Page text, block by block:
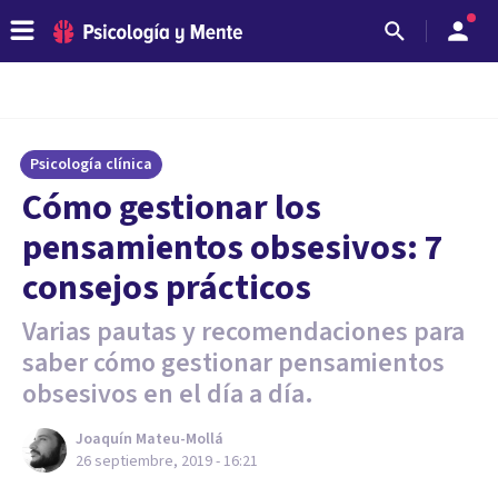
Psicología clínica
Cómo gestionar los
pensamientos obsesivos: 7
consejos prácticos
Varias pautas y recomendaciones para
saber cómo gestionar pensamientos
obsesivos en el día a día.
Joaquín Mateu-Mollá
26 septiembre, 2019 - 16:21